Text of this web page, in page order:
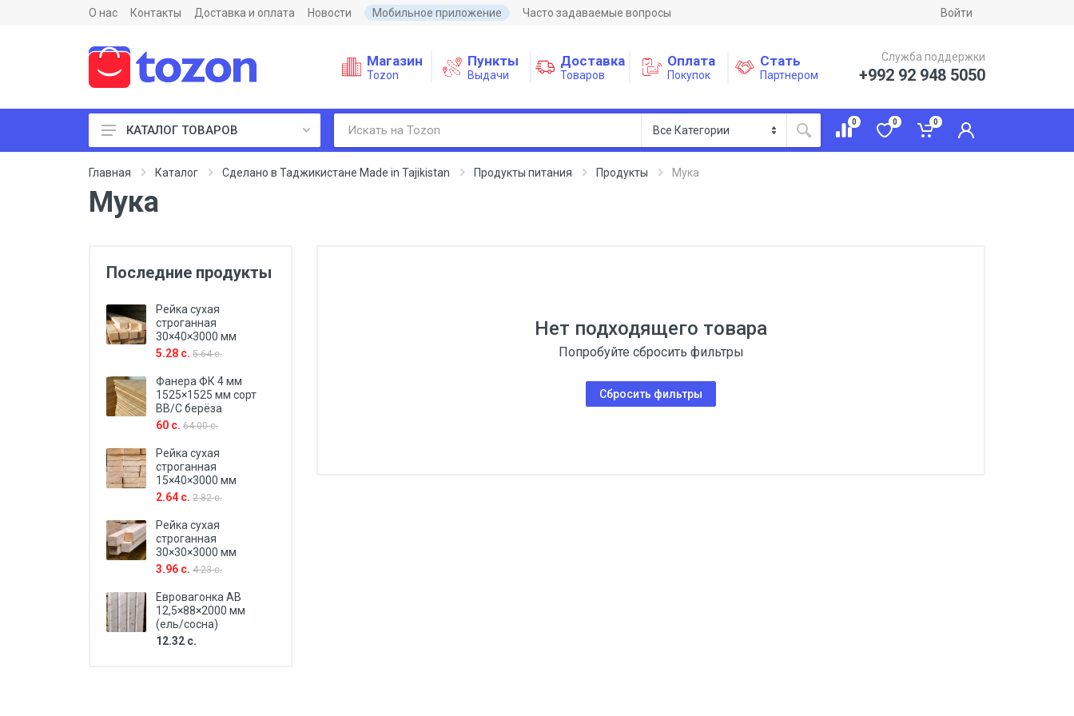
О нас Контакты Доставка и оплата Новости Мобильное приложение Часто задаваемые вопросы Войти
Магазин
Tozon
Пункты
Выдачи
Доставка
Товаров
Оплата
Покупок
Стать
Партнером
Служба поддержки
+992 92 948 5050
Пиломатериалы и фанеры
КАТАЛОГ ТОВАРОВ
0 0 0
Главная Каталог Сделано в Таджикистане Made in Tajikistan Продукты питания Продукты Мука
Мука
Последние продукты
Рейка сухая
строганная
30×40×3000 мм
5.28 с. 5.64 с.
Фанера ФК 4 мм
1525×1525 мм сорт
BB/C берёза
60 с. 64.00 с.
Рейка сухая
строганная
15×40×3000 мм
2.64 с. 2.82 с.
Рейка сухая
строганная
30×30×3000 мм
3.96 с. 4.23 с.
Евровагонка AB
12,5×88×2000 мм
(ель/сосна)
12.32 с.
Нет подходящего товара
Попробуйте сбросить фильтры
Сбросить фильтры